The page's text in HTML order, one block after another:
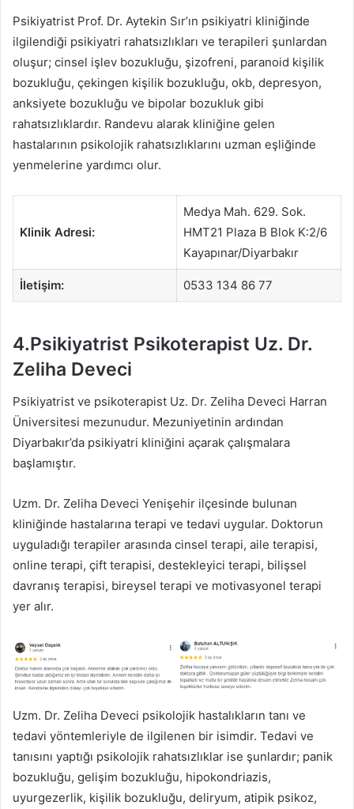
Psikiyatrist Prof. Dr. Aytekin Sır’ın psikiyatri kliniğinde
ilgilendiği psikiyatri rahatsızlıkları ve terapileri şunlardan
oluşur; cinsel işlev bozukluğu, şizofreni, paranoid kişilik
bozukluğu, çekingen kişilik bozukluğu, okb, depresyon,
anksiyete bozukluğu ve bipolar bozukluk gibi
rahatsızlıklardır. Randevu alarak kliniğine gelen
hastalarının psikolojik rahatsızlıklarını uzman eşliğinde
yenmelerine yardımcı olur.
Klinik Adresi:
Medya Mah. 629. Sok.
HMT21 Plaza B Blok K:2/6
Kayapınar/Diyarbakır
İletişim: 0533 134 86 77
4.Psikiyatrist Psikoterapist Uz. Dr.
Zeliha Deveci
Psikiyatrist ve psikoterapist Uz. Dr. Zeliha Deveci Harran
Üniversitesi mezunudur. Mezuniyetinin ardından
Diyarbakır’da psikiyatri kliniğini açarak çalışmalara
başlamıştır.
Uzm. Dr. Zeliha Deveci Yenişehir ilçesinde bulunan
kliniğinde hastalarına terapi ve tedavi uygular. Doktorun
uyguladığı terapiler arasında cinsel terapi, aile terapisi,
online terapi, çift terapisi, destekleyici terapi, bilişsel
davranış terapisi, bireysel terapi ve motivasyonel terapi
yer alır.
Uzm. Dr. Zeliha Deveci psikolojik hastalıkların tanı ve
tedavi yöntemleriyle de ilgilenen bir isimdir. Tedavi ve
tanısını yaptığı psikolojik rahatsızlıklar ise şunlardır; panik
bozukluğu, gelişim bozukluğu, hipokondriazis,
uyurgezerlik, kişilik bozukluğu, deliryum, atipik psikoz,